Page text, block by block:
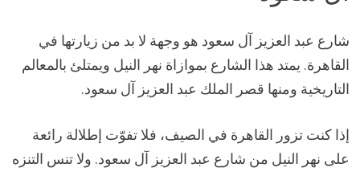
شارع عبد العزيز آل سعود هو وجهة لا بد من زيارتها في
القاهرة. يمتد هذا الشارع بموازاة نهر النيل ويمتلئ بالمعالم
التاريخية ومنها قصر الملك عبد العزيز آل سعود.
إذا كنت تزور القاهرة في الصيف، فلا تفوّت إطلالة رائعة
على نهر النيل من شارع عبد العزيز آل سعود. ولا تنس التنزه